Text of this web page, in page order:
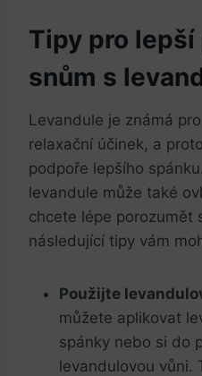
Tipy pro
snům s
Levandule je známá
relaxační účinek, a
podpoře lepšího
levandule může také
chcete lépe porozumět
následující tipy vám
Použijte
můžete aplikovat
spánky nebo si do
levandulovou vůni.